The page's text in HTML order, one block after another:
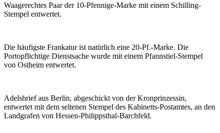
Waagerechtes Paar der 10-Pfennige-Marke mit einem Schilling-
Stempel entwertet.
Die häufigste Frankatur ist natürlich eine 20-Pf.-Marke. Die
Portopflichtige Dienstsache wurde mit einem Pfannstiel-Stempel
von Ostheim entwertet.
Adelsbrief aus Berlin, abgeschickt von der Kronprinzessin,
entwertet mit dem seltenen Stempel des Kabinetts-Postamtes, an den
Landgrafen von Hessen-Philippsthal-Barchfeld.